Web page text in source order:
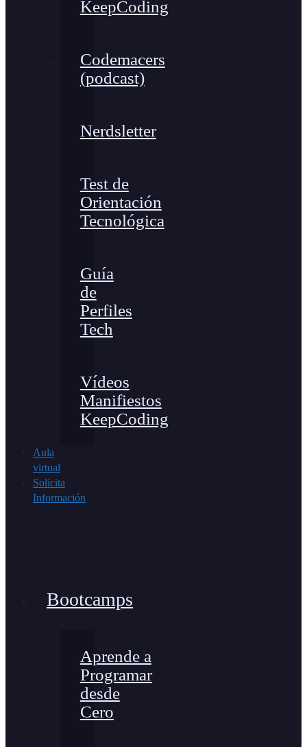
KeepCoding
Codemacers
(podcast)
Nerdsletter
Test de
Orientación
Tecnológica
Guía
de
Perfiles
Tech
Vídeos
Manifiestos
KeepCoding
Aula
virtual
Solicita
Información
Bootcamps
Aprende a
Programar
desde
Cero